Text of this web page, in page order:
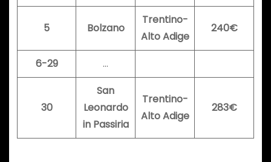
5 Bolzano
Trentino-
Alto Adige
240€
6-29 …
30
San
Leonardo
in Passiria
Trentino-
Alto Adige
283€